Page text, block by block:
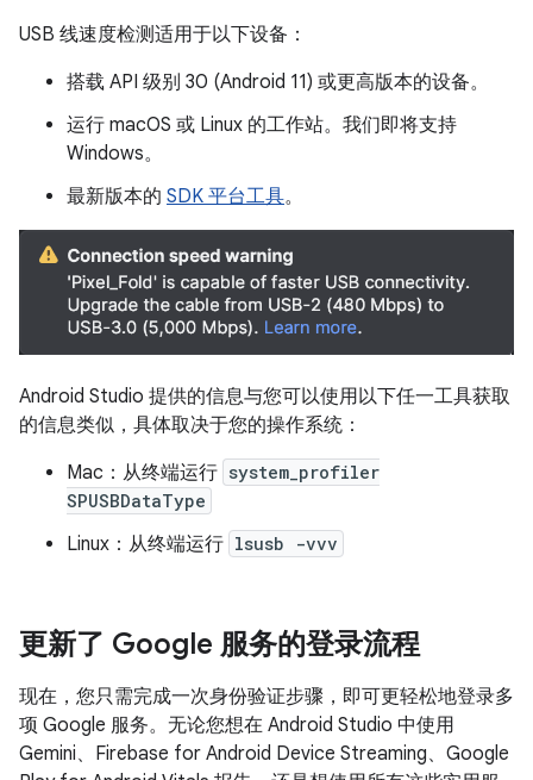
USB 线速度检测适用于以下设备：
搭载 API 级别 30 (Android 11) 或更高版本的设备。
运行 macOS 或 Linux 的工作站。我们即将支持
Windows。
最新版本的 SDK 平台工具。
Android Studio 提供的信息与您可以使用以下任一工具获取
的信息类似，具体取决于您的操作系统：
Mac：从终端运行 system_profiler
SPUSBDataType
Linux：从终端运行 lsusb -vvv
更新了 Google 服务的登录流程
现在，您只需完成一次身份验证步骤，即可更轻松地登录多
项 Google 服务。无论您想在 Android Studio 中使用
Gemini、Firebase for Android Device Streaming、Google